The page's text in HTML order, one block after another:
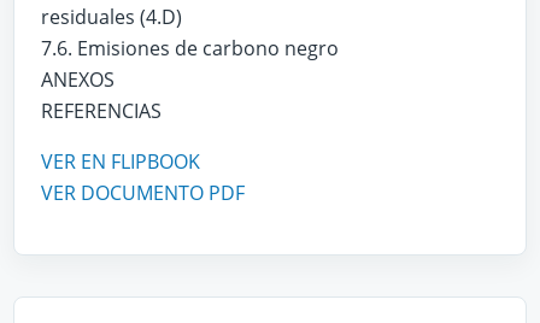
residuales (4.D)
7.6. Emisiones de carbono negro
ANEXOS
REFERENCIAS
VER EN FLIPBOOK
VER DOCUMENTO PDF